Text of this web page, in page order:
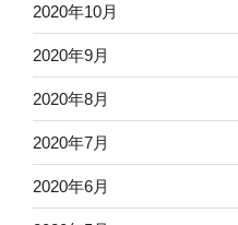
2020年10月
2020年9月
2020年8月
2020年7月
2020年6月